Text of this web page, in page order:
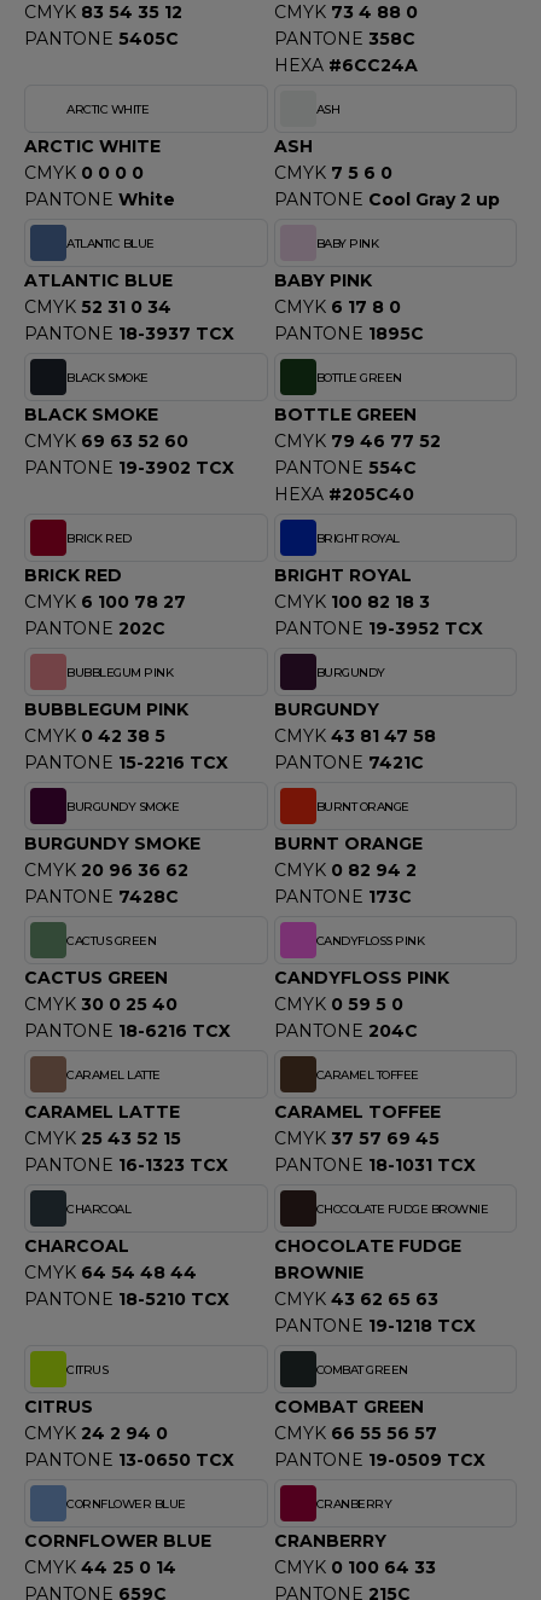
SHIRT
PROFESSIONNELLE
- BLOUSON
HOODS
T'S
SERIE
GEN
MORNING STUDIOS
DUICK
TEXTILE
LEWIS
ATHLETIC®
ATHLETIC® COLLECTION
ETIQUETTE
CMYK 83 54 35 12
PANTONE 5405C
CMYK 73 4 88 0
PANTONE 358C
HEXA #6CC24A
ARCTIC WHITE
ARCTIC WHITE
CMYK 0 0 0 0
PANTONE White
ASH
ASH
CMYK 7 5 6 0
PANTONE Cool Gray 2 up
ATLANTIC BLUE
ATLANTIC BLUE
CMYK 52 31 0 34
PANTONE 18-3937 TCX
BABY PINK
BABY PINK
CMYK 6 17 8 0
PANTONE 1895C
BLACK SMOKE
BLACK SMOKE
CMYK 69 63 52 60
PANTONE 19-3902 TCX
BOTTLE GREEN
BOTTLE GREEN
CMYK 79 46 77 52
PANTONE 554C
HEXA #205C40
BRICK RED
BRICK RED
CMYK 6 100 78 27
PANTONE 202C
BRIGHT ROYAL
BRIGHT ROYAL
CMYK 100 82 18 3
PANTONE 19-3952 TCX
BUBBLEGUM PINK
BUBBLEGUM PINK
CMYK 0 42 38 5
PANTONE 15-2216 TCX
BURGUNDY
BURGUNDY
CMYK 43 81 47 58
PANTONE 7421C
BURGUNDY SMOKE
BURGUNDY SMOKE
CMYK 20 96 36 62
PANTONE 7428C
BURNT ORANGE
BURNT ORANGE
CMYK 0 82 94 2
PANTONE 173C
CACTUS GREEN
CACTUS GREEN
CMYK 30 0 25 40
PANTONE 18-6216 TCX
CANDYFLOSS PINK
CANDYFLOSS PINK
CMYK 0 59 5 0
PANTONE 204C
CARAMEL LATTE
CARAMEL LATTE
CMYK 25 43 52 15
PANTONE 16-1323 TCX
CARAMEL TOFFEE
CARAMEL TOFFEE
CMYK 37 57 69 45
PANTONE 18-1031 TCX
CHARCOAL
CHARCOAL
CMYK 64 54 48 44
PANTONE 18-5210 TCX
CHOCOLATE FUDGE BROWNIE
CHOCOLATE FUDGE
BROWNIE
CMYK 43 62 65 63
PANTONE 19-1218 TCX
CITRUS
CITRUS
CMYK 24 2 94 0
PANTONE 13-0650 TCX
COMBAT GREEN
COMBAT GREEN
CMYK 66 55 56 57
PANTONE 19-0509 TCX
CORNFLOWER BLUE
CORNFLOWER BLUE
CMYK 44 25 0 14
PANTONE 659C
CRANBERRY
CRANBERRY
CMYK 0 100 64 33
PANTONE 215C